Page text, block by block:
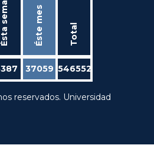
Ésta semana Éste mes Total
37059 546552
reservados. Universidad